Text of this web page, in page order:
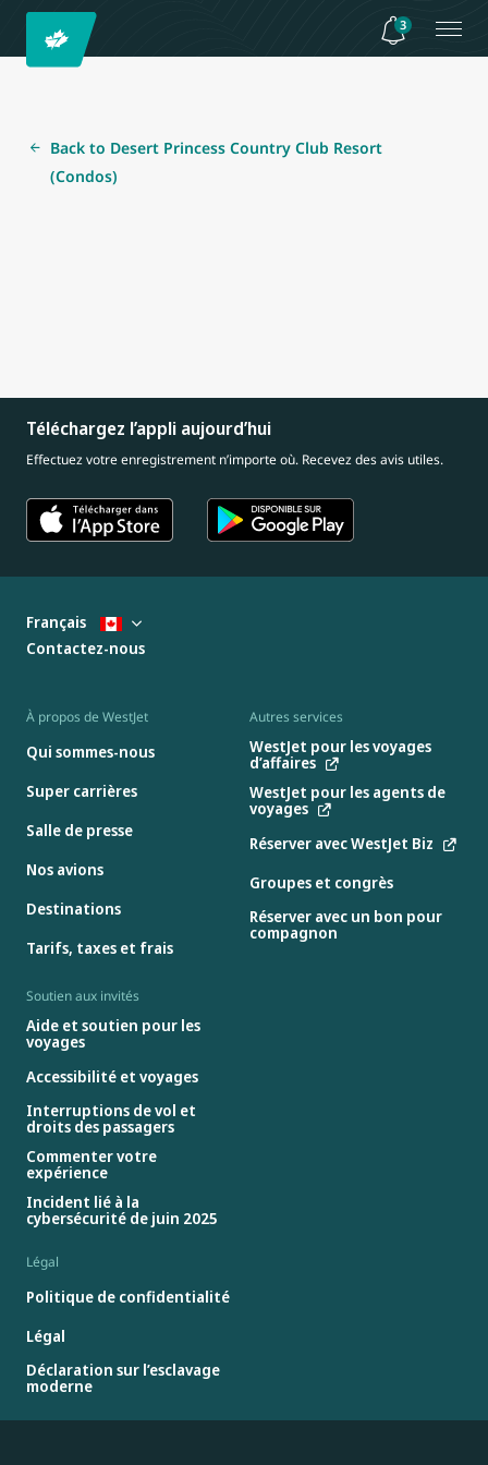
3
Back to Desert Princess Country Club Resort
(Condos)
Téléchargez l’appli aujourd’hui
Effectuez votre enregistrement n’importe où. Recevez des avis utiles.
À propos de WestJet
Qui sommes-nous
Super carrières
Salle de presse
Nos avions
Destinations
Tarifs, taxes et frais
Autres services
WestJet pour les voyages
d’affaires
WestJet pour les agents de
voyages
Réserver avec WestJet Biz
Groupes et congrès
Réserver avec un bon pour
compagnon
Soutien aux invités
Aide et soutien pour les
voyages
Accessibilité et voyages
Interruptions de vol et
droits des passagers
Commenter votre
expérience
Incident lié à la
cybersécurité de juin 2025
Légal
Politique de confidentialité
Légal
Déclaration sur l’esclavage
moderne
Français
Contactez-nous